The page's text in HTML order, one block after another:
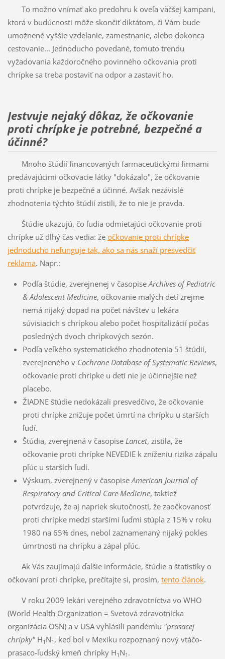
To možno vnímať ako predohru k oveľa väčšej kampani,
ktorá v budúcnosti môže skončiť diktátom, či Vám bude
umožnené vyššie vzdelanie, zamestnanie, alebo dokonca
cestovanie... Jednoducho povedané, tomuto trendu
vyžadovania každoročného povinného očkovania proti
chrípke sa treba postaviť na odpor a zastaviť ho.
Jestvuje nejaký dôkaz, že očkovanie
proti chrípke je potrebné, bezpečné a
účinné?
Mnoho štúdií financovaných farmaceutickými firmami
predávajúcimi očkovacie látky "dokázalo", že očkovanie
proti chrípke je bezpečné a účinné. Avšak nezávislé
zhodnotenia týchto štúdií zistili, že to nie je pravda.
Štúdie ukazujú, čo ľudia odmietajúci očkovanie proti
chrípke už dlhý čas vedia: že očkovanie proti chrípke
jednoducho nefunguje tak, ako sa nás snaží presvedčiť
reklama. Napr.:
Podľa štúdie, zverejnenej v časopise Archives of Pediatric
& Adolescent Medicine, očkovanie malých detí zrejme
nemá nijaký dopad na počet návštev u lekára
súvisiacich s chrípkou alebo počet hospitalizácií počas
posledných dvoch chrípkových sezón.
Podľa veľkého systematického zhodnotenia 51 štúdií,
zverejneného v Cochrane Database of Systematic Reviews,
očkovanie proti chrípke u detí nie je účinnejšie než
placebo.
ŽIADNE štúdie nedokázali presvedčivo, že očkovanie
proti chrípke znižuje počet úmrtí na chrípku u starších
ľudí.
Štúdia, zverejnená v časopise Lancet, zistila, že
očkovanie proti chrípke NEVEDIE k zníženiu rizika zápalu
pľúc u starších ľudí.
Výskum, zverejnený v časopise American Journal of
Respiratory and Critical Care Medicine, taktiež
potvrdzuje, že aj napriek skutočnosti, že zaočkovanosť
proti chrípke medzi staršími ľuďmi stúpla z 15% v roku
1980 na 65% dnes, nebol zaznamenaný nijaký pokles
úmrtnosti na chrípku a zápal pľúc.
Ak Vás zaujímajú ďalšie informácie, štúdie a štatistiky o
očkovaní proti chrípke, prečítajte si, prosím, tento článok.
V roku 2009 lekári verejného zdravotníctva vo WHO
(World Health Organization = Svetová zdravotnícka
organizácia OSN) a v USA vyhlásili pandémiu "prasacej
chrípky"H1 N1 , keď bol v Mexiku rozpoznaný nový vtáčo-
prasaco-ľudský kmeň chrípky H1 N1 .